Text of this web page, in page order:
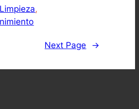
Limpieza
Next Page →